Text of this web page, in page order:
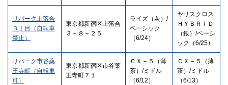
リパーク上落合
３丁目（自転車
禁止）
東京都新宿区上落合
３－８－２５
ライズ（灰）/
ベーシック
（6/24）
ヤリスクロス
ＨＹＢＲＩＤ
（銀）/ベーシ
ック（6/25）
リパーク市谷薬
王寺町（自転車
可）
東京都新宿区市谷薬
王寺町７１
ＣＸ－５（薄
茶）/ミドル
（6/12）
ＣＸ－５（薄
茶）/ミドル
（6/13）